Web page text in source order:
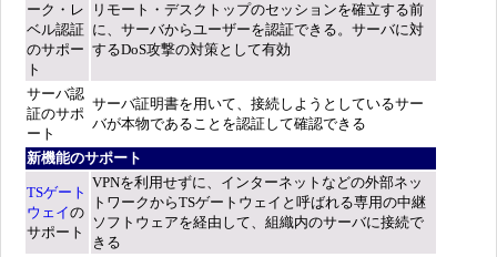
ーク・レ
ベル認証
のサポー
ト
リモート・デスクトップのセッションを確立する前
に、サーバからユーザーを認証できる。サーバに対
するDoS攻撃の対策として有効
サーバ認
証のサポ
ート
サーバ証明書を用いて、接続しようとしているサー
バが本物であることを認証して確認できる
新機能のサポート
TSゲート
ウェイの
サポート
VPNを利用せずに、インターネットなどの外部ネッ
トワークからTSゲートウェイと呼ばれる専用の中継
ソフトウェアを経由して、組織内のサーバに接続で
きる